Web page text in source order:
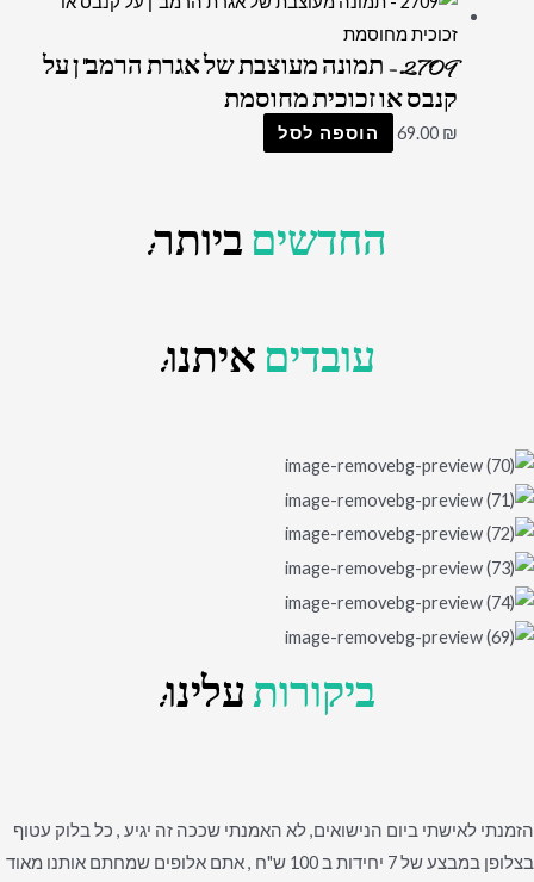
2709 – תמונה מעוצבת של אגרת הרמב"ן על
קנבס או זכוכית מחוסמת
69.00 ₪ הוספה לסל
החדשיםביותר:
עובדיםאיתנו:
ביקורותעלינו:
הזמנתי לאישתי ביום הנישואים, לא האמנתי שככה זה יגיע , כל בלוק עטוף
בצלופן במבצע של 7 יחידות ב 100 ש"ח , אתם אלופים שמחתם אותנו מאוד